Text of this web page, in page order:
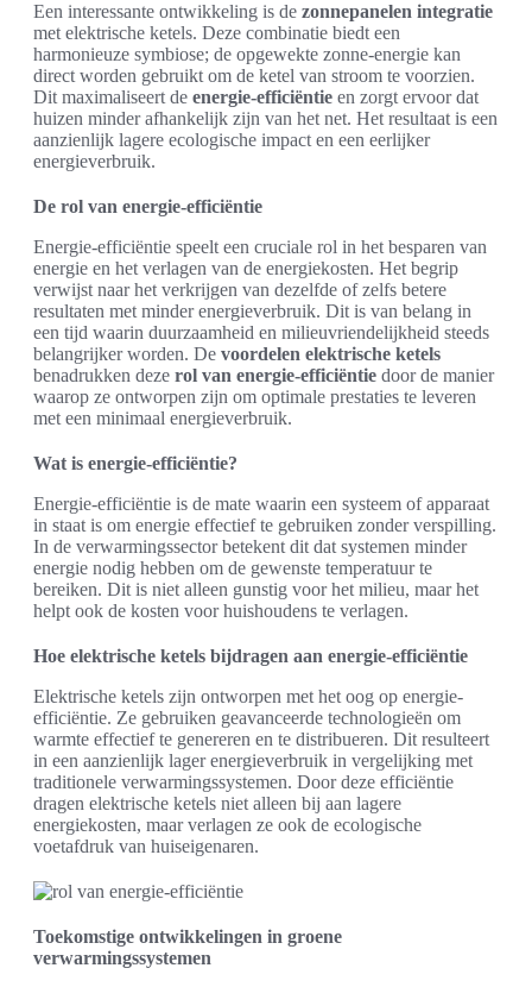
Een interessante ontwikkeling is de zonnepanelen integratie
met elektrische ketels. Deze combinatie biedt een
harmonieuze symbiose; de opgewekte zonne-energie kan
direct worden gebruikt om de ketel van stroom te voorzien.
Dit maximaliseert de energie-efficiëntie en zorgt ervoor dat
huizen minder afhankelijk zijn van het net. Het resultaat is een
aanzienlijk lagere ecologische impact en een eerlijker
energieverbruik.
De rol van energie-efficiëntie
Energie-efficiëntie speelt een cruciale rol in het besparen van
energie en het verlagen van de energiekosten. Het begrip
verwijst naar het verkrijgen van dezelfde of zelfs betere
resultaten met minder energieverbruik. Dit is van belang in
een tijd waarin duurzaamheid en milieuvriendelijkheid steeds
belangrijker worden. De voordelen elektrische ketels
benadrukken deze rol van energie-efficiëntie door de manier
waarop ze ontworpen zijn om optimale prestaties te leveren
met een minimaal energieverbruik.
Wat is energie-efficiëntie?
Energie-efficiëntie is de mate waarin een systeem of apparaat
in staat is om energie effectief te gebruiken zonder verspilling.
In de verwarmingssector betekent dit dat systemen minder
energie nodig hebben om de gewenste temperatuur te
bereiken. Dit is niet alleen gunstig voor het milieu, maar het
helpt ook de kosten voor huishoudens te verlagen.
Hoe elektrische ketels bijdragen aan energie-efficiëntie
Elektrische ketels zijn ontworpen met het oog op energie-
efficiëntie. Ze gebruiken geavanceerde technologieën om
warmte effectief te genereren en te distribueren. Dit resulteert
in een aanzienlijk lager energieverbruik in vergelijking met
traditionele verwarmingssystemen. Door deze efficiëntie
dragen elektrische ketels niet alleen bij aan lagere
energiekosten, maar verlagen ze ook de ecologische
voetafdruk van huiseigenaren.
Toekomstige ontwikkelingen in groene
verwarmingssystemen